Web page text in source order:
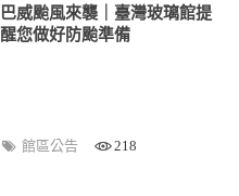
巴威颱風來襲｜臺灣玻璃館提
醒您做好防颱準備
館區公告 218